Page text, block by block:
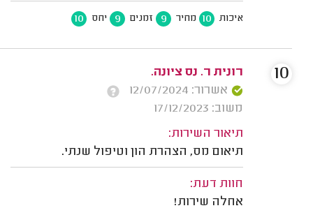
איכות 10 מחיר 9 זמנים 9 יחס 10
רונית ר. נס ציונה.
אשרור: 12/07/2024
משוב: 17/12/2023
תיאור השירות:
תיאום מס, הצהרת הון וטיפול שנתי.
חוות דעת:
אחלה שירות!
10